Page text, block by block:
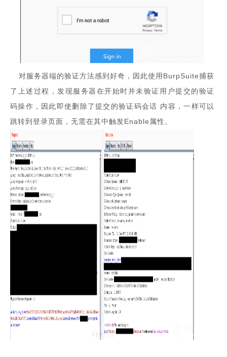
对服务器端的验证方法感到好奇，因此使用BurpSuite捕获
了上述过程，发现服务器在开始时并未验证用户提交的验证
码操作，因此即使删除了提交的验证码会话 内容，一样可以
跳转到登录页面，无需在其中触发Enable属性。